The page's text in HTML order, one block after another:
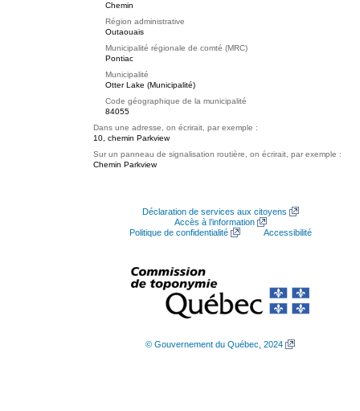
Chemin
Région administrative
Outaouais
Municipalité régionale de comté (MRC)
Pontiac
Municipalité
Otter Lake (Municipalité)
Code géographique de la municipalité
84055
Dans une adresse, on écrirait, par exemple :
10, chemin Parkview
Sur un panneau de signalisation routière, on écrirait, par exemple :
Chemin Parkview
Déclaration de services aux citoyens
Accès à l’information
Politique de confidentialité
Accessibilité
© Gouvernement du Québec, 2024